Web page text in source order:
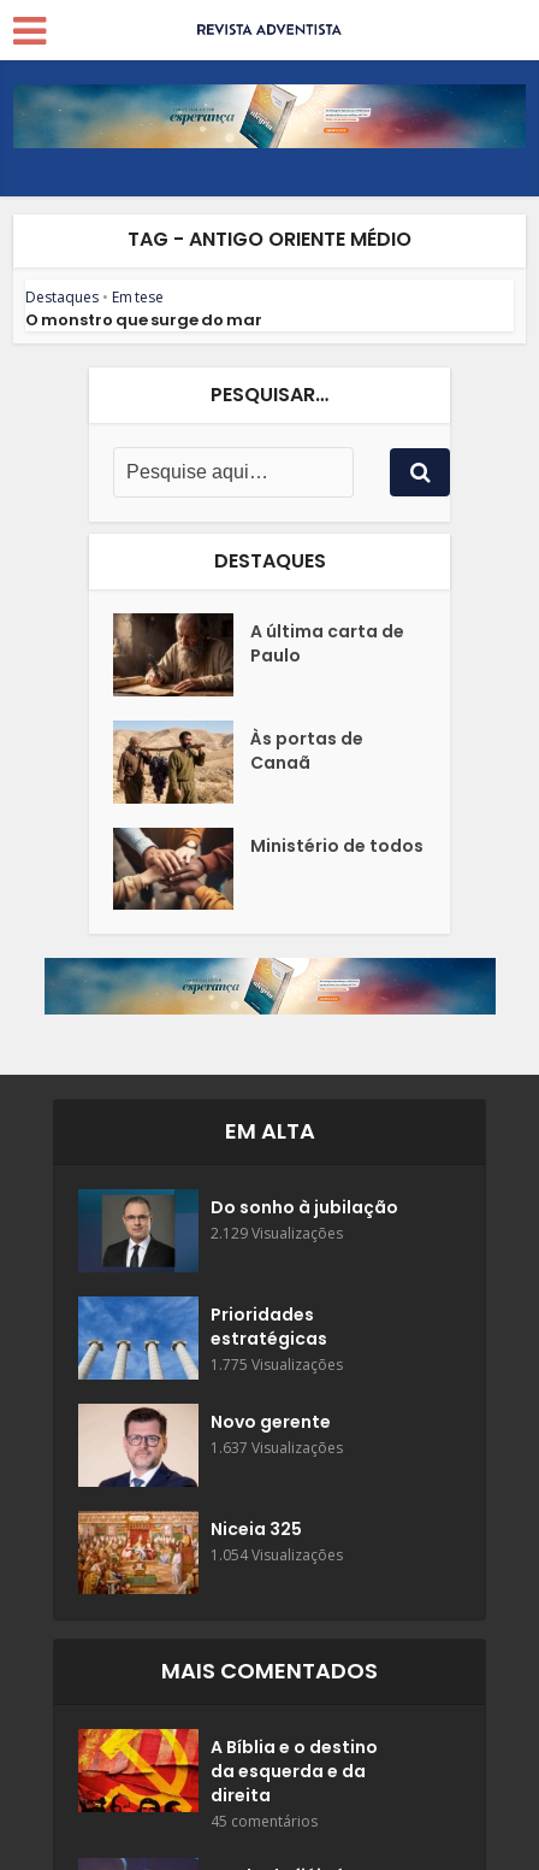
TAG - ANTIGO ORIENTE MÉDIO
Destaques • Em tese
O monstro que surge do mar
PESQUISAR…
DESTAQUES
A última carta de
Paulo
Às portas de
Canaã
Ministério de todos
EM ALTA
Do sonho à jubilação
2.129 Visualizações
Prioridades
estratégicas
1.775 Visualizações
Novo gerente
1.637 Visualizações
Niceia 325
1.054 Visualizações
MAIS COMENTADOS
A Bíblia e o destino
da esquerda e da
direita
45 comentários